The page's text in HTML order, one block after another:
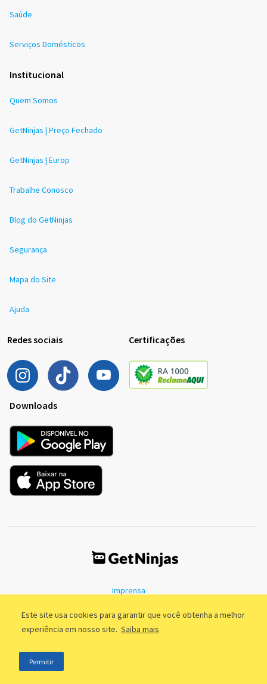
Este site usa cookies para garantir que você obtenha a melhor
experiência em nosso site. Saiba mais
Permitir
Saúde
Serviços Domésticos
Institucional
Quem Somos
GetNinjas | Preço Fechado
GetNinjas | Europ
Trabalhe Conosco
Blog do GetNinjas
Segurança
Mapa do Site
Ajuda
Redes sociais Certificações
Downloads
Imprensa
Política de Privacidade
©2011 - 2026, GetNinjas LTDA. CNPJ 55.744.877/0001-89 - Rua Dr.
Fernandes Coelho, 85 - 3º andar - São Paulo/SP - Brasil